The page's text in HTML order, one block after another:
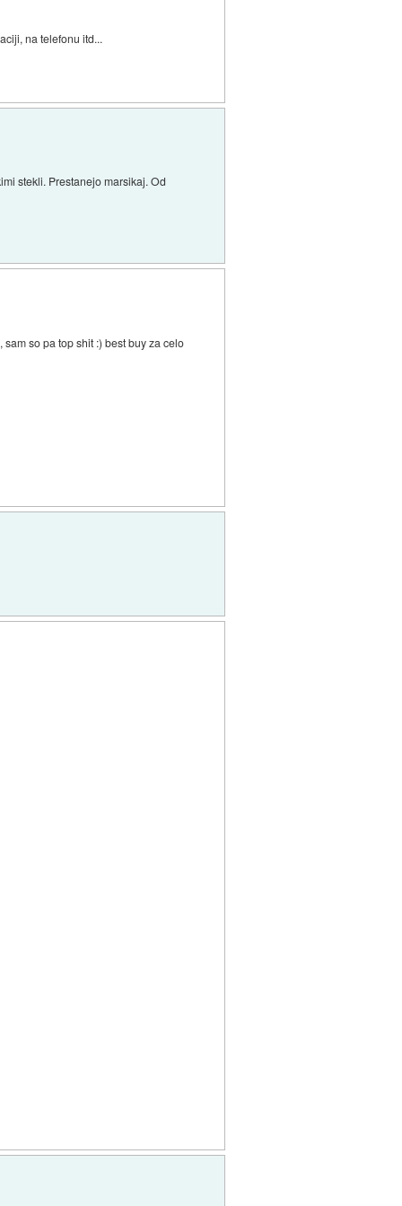
na telefonu itd...
stekli. Prestanejo marsikaj. Od
so pa top shit :) best buy za celo